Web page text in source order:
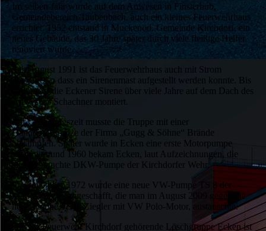
Im selben Jahr wurde auf dem Anwesen in Finsterhub,
Gemeindebereich Taubenbach, auch ein kleines Feuerwehrhaus
errichtet. 1952 entstand in Muckenöd, Gemeinde Kirchdorf, ein
neues Gebäude, das 30 Jahre später durch viele fleißige Helfer
renoviert wurde.
Seit August 1991 ist das Feuerwehrhaus auch mit Strom
versorgt, so dass ein Sirenenmast aufgestellt werden konnte. Bis
dahin war die Eckener Sirene über viele Jahre auf dem Dach des
Anwesens Schachner montiert.
Zur Gründungszeit musste die Truppe mit einer
Handdruckspritze der Firma „Gugg & Söhne“ Brände
bekämpfen. Später wurde in Ecken eine erste Motorpumpe
stationiert und 1960 bekam Ecken, laut Aufzeichnungen, die
alte, gebrauchte DKW-Pumpe der Kirchdorfer Wehr.
Im November 1972 wurde eine neue VW-Pumpe TS 8 der
Marke Ziegler angeschafft, die man im August 2009 gegen die
neue Pumpe TS 8, Ziegler mit VW Polo-Motor, austauschte.
Die zur Feuerwehr Kirchdorf gehörende Löschgruppe Ecken ist